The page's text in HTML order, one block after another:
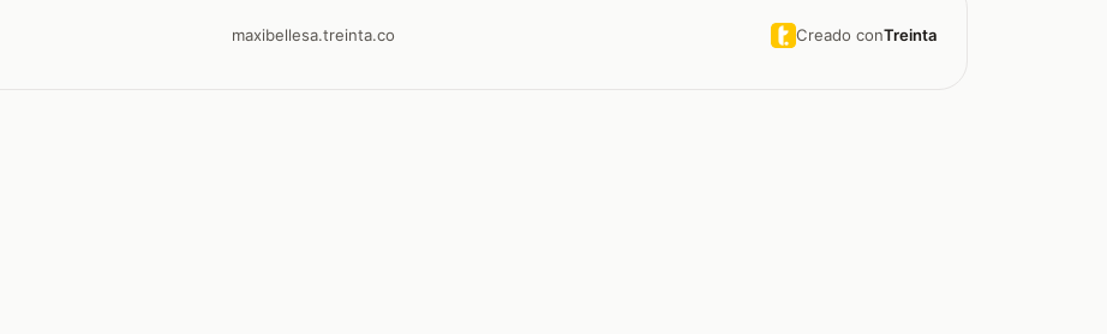
maxibellesa.treinta.co Creado conTreinta